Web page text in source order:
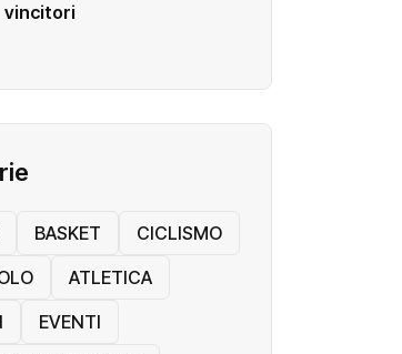
vincitori
BASKET
CICLISMO
ATLETICA
EVENTI